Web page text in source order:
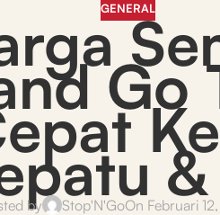
GENERAL
Go
by Stop'N'GoOn Februari